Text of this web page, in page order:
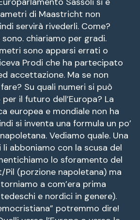
fuente
de
fuente.
di Maastricht non
servirà rivederli. Come?
chiariamo per gradi.
sono apparsi errati o
Prodi che ha partecipato
accettazione. Ma se non
Su quali numeri si può
il futuro dell’Europa? La
europea e mondiale non ha
si inventa una formula un po’
Vediamo quale. Una
abboniamo con la scusa del
lo sforamento del
(porzione napoletana) ma
a com’era prima
e nordici in genere).
potremmo dire!